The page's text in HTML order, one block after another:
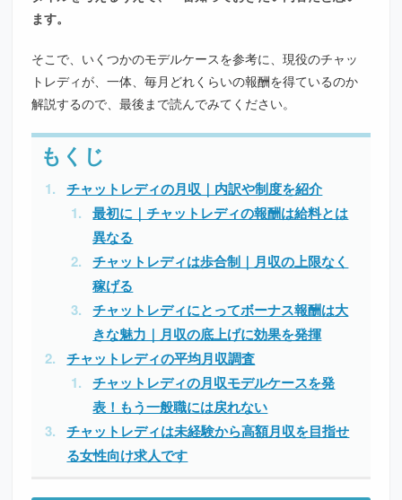
ます。
そこで、いくつかのモデルケースを参考に、現役のチャッ
トレディが、一体、毎月どれくらいの報酬を得ているのか
解説するので、最後まで読んでみてください。
チャットレディの月収｜内訳や制度を紹介
最初に｜チャットレディの報酬は給料とは
異なる
チャットレディは歩合制｜月収の上限なく
稼げる
チャットレディにとってボーナス報酬は大
きな魅力｜月収の底上げに効果を発揮
チャットレディの平均月収調査
チャットレディの月収モデルケースを発
表！もう一般職には戻れない
チャットレディは未経験から高額月収を目指せ
る女性向け求人です